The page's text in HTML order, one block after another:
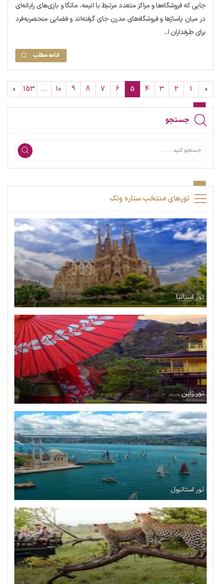
جایی که فروشگاه‌ها و مراکز متعدد مرتبط با انیمه، مانگا و بازی‌های رایانه‌ای
در میان پاساژها و فروشگاه‌های مدرن جای گرفته‌اند و فضایی منحصربه‌فرد
برای طرفداران ا...
ادامه مطلب
«
1
2
3
4
5
6
7
8
9
10
…
153
»
جستجو
تورهای منتخب ستاره ونک
تور اسپانیا
تور ژاپن
تور استانبول